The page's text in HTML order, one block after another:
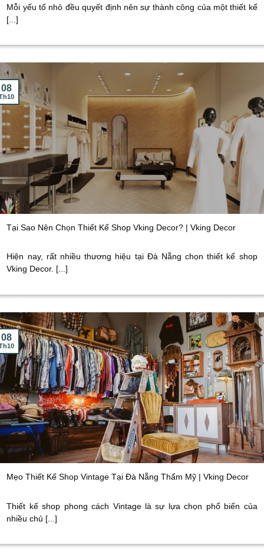
Mỗi yếu tố nhỏ đều quyết định nên sự thành công của một thiết kế
[...]
Tại Sao Nên Chọn Thiết Kế Shop Vking Decor? | Vking Decor
Hiện nay, rất nhiều thương hiệu tại Đà Nẵng chọn thiết kế shop
Vking Decor. [...]
08
Mẹo Thiết Kế Shop Vintage Tại Đà Nẵng Thẩm Mỹ | Vking Decor
Thiết kế shop phong cách Vintage là sự lựa chọn phổ biến của
nhiều chủ [...]
08